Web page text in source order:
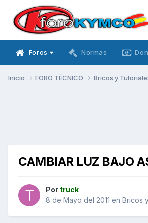
Foros Normas
Inicio FORO TÉCNICO Bricos y
CAMBIAR LUZ BAJO
Por truck
8 de Mayo del 2011 en Bricos